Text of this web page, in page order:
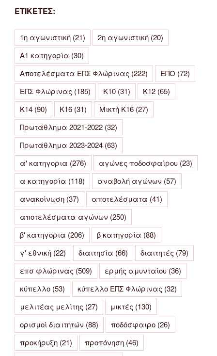
ΕΤΙΚΕΤΕΣ:
1η αγωνιστική (21) 2η αγωνιστική (20)
Α1 κατηγορία (30)
Αποτελέσματα ΕΠΣ Φλώρινας (222) ΕΠΟ (72)
ΕΠΣ Φλώρινας (185) Κ10 (31) Κ12 (65)
Κ14 (90) Κ16 (31) Μικτή Κ16 (27)
Πρωτάθλημα 2021-2022 (32)
Πρωτάθλημα 2023-2024 (63)
α' κατηγορια (276) αγώνες ποδοσφαίρου (23)
α κατηγορία (118) αναβολή αγώνων (57)
ανακοίνωση (37) αποτελέσματα (41)
αποτελέσματα αγώνων (250)
β' κατηγορια (206) β κατηγορία (88)
γ' εθνική (22) διαιτησία (66) διαιτητές (79)
επσ φλώρινας (509) ερμής αμυνταίου (36)
κύπελλο (53) κύπελλο ΕΠΣ Φλώρινας (32)
μελιτέας μελίτης (27) μικτές (130)
ορισμοί διαιτητών (88) ποδόσφαιρο (26)
προκήρυξη (21) προπόνηση (46)